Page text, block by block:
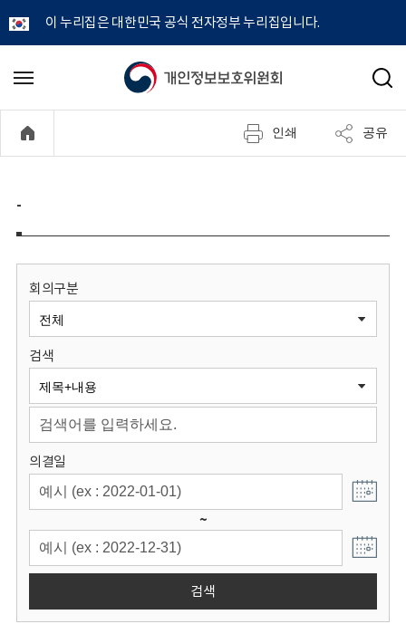
이 누리집은 대한민국 공식 전자정부 누리집입니다.
개
정
보
원
회
메
기
검
인쇄 공유
-
회의구분
검색
의결일
~
검색